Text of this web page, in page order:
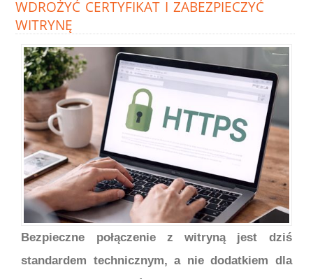
witrynę
Bezpieczne połączenie z witryną jest dziś
standardem technicznym, a nie dodatkiem dla